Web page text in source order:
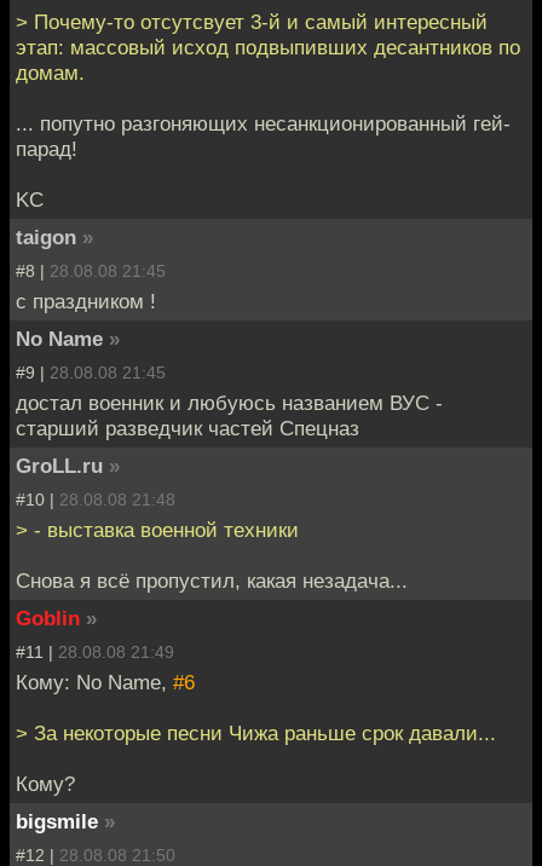
> Почему-то отсутсвует 3-й и самый интересный
этап: массовый исход подвыпивших десантников по
домам.
... попутно разгоняющих несанкционированный гей-
парад!
KC
taigon »
#8 | 28.08.08 21:45
с праздником !
No Name »
#9 | 28.08.08 21:45
достал военник и любуюсь названием ВУС -
старший разведчик частей Спецназ
GroLL.ru »
#10 | 28.08.08 21:48
> - выставка военной техники
Снова я всё пропустил, какая незадача...
Goblin »
#11 | 28.08.08 21:49
Кому: No Name, #6
> За некоторые песни Чижа раньше срок давали...
Кому?
bigsmile »
#12 | 28.08.08 21:50